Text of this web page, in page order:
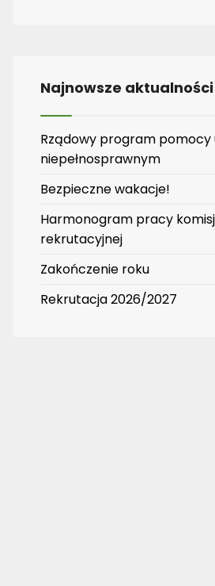
Najnowsze aktualności
Rządowy program pomocy
niepełnosprawnym
Bezpieczne wakacje!
Harmonogram pracy
rekrutacyjnej
Zakończenie roku
Rekrutacja 2026/2027